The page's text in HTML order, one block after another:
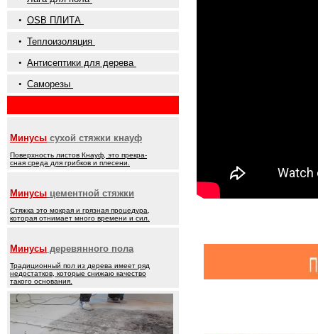
• OSB ПЛИТА
• Теплоизоляция
• Антисептики для дерева
• Саморезы
Минусы сухой стяжки кнауф
Поверхность листов Кнауф, это прекра-
сная среда для грибков и плесени.
Минусы цементной стяжки
Стяжка это мокрая и грязная процедура,
которая отнимает много времени и сил.
Минусы деревянного пола
Традиционный пол из дерева имеет ряд
недостатков, которые снижаю качество
такого основания.